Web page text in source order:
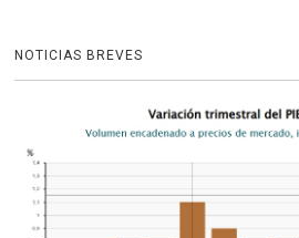
NOTICIAS BREVES